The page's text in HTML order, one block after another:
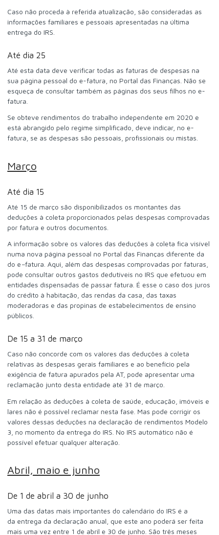
Caso não proceda à referida atualização, são consideradas as
informações familiares e pessoais apresentadas na última
entrega do IRS.
Até dia 25
Até esta data deve verificar todas as faturas de despesas na
sua página pessoal do e-fatura, no Portal das Finanças. Não se
esqueça de consultar também as páginas dos seus filhos no e-
fatura.
Se obteve rendimentos do trabalho independente em 2020 e
está abrangido pelo regime simplificado, deve indicar, no e-
fatura, se as despesas são pessoais, profissionais ou mistas.
Março
Até dia 15
Até 15 de março são disponibilizados os montantes das
deduções à coleta proporcionados pelas despesas comprovadas
por fatura e outros documentos.
A informação sobre os valores das deduções à coleta fica visível
numa nova página pessoal no Portal das Finanças diferente da
do e–fatura. Aqui, além das despesas comprovadas por faturas,
pode consultar outros gastos dedutíveis no IRS que efetuou em
entidades dispensadas de passar fatura. É esse o caso dos juros
do crédito à habitação, das rendas da casa, das taxas
moderadoras e das propinas de estabelecimentos de ensino
públicos.
De 15 a 31 de março
Caso não concorde com os valores das deduções à coleta
relativas às despesas gerais familiares e ao benefício pela
exigência de fatura apurados pela AT, pode apresentar uma
reclamação junto desta entidade até 31 de março.
Em relação às deduções à coleta de saúde, educação, imóveis e
lares não é possível reclamar nesta fase. Mas pode corrigir os
valores dessas deduções na declaração de rendimentos Modelo
3, no momento da entrega do IRS. No IRS automático não é
possível efetuar qualquer alteração.
Abril, maio e junho
De 1 de abril a 30 de junho
Uma das datas mais importantes do calendário do IRS é a
da entrega da declaração anual, que este ano poderá ser feita
mais uma vez entre 1 de abril e 30 de junho. São três meses